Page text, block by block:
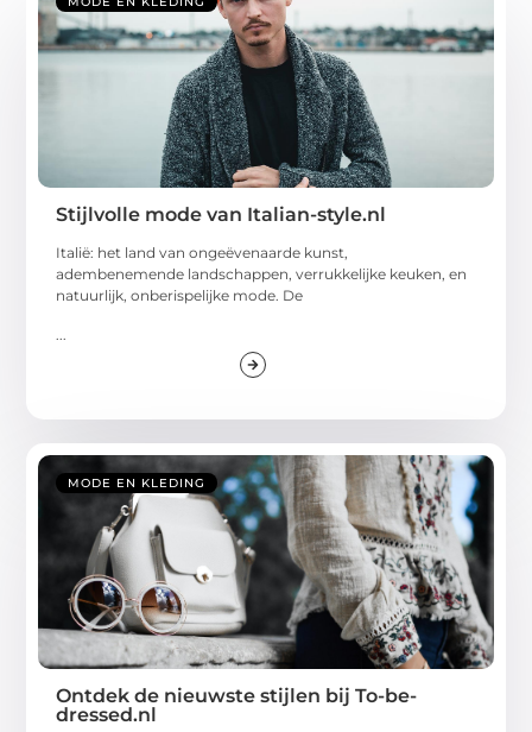
Stijlvolle mode van Italian-style.nl
Italië: het land van ongeëvenaarde kunst,
adembenemende landschappen, verrukkelijke keuken, en
natuurlijk, onberispelijke mode. De
MODE EN KLEDING
Ontdek de nieuwste stijlen bij To-be-
dressed.nl